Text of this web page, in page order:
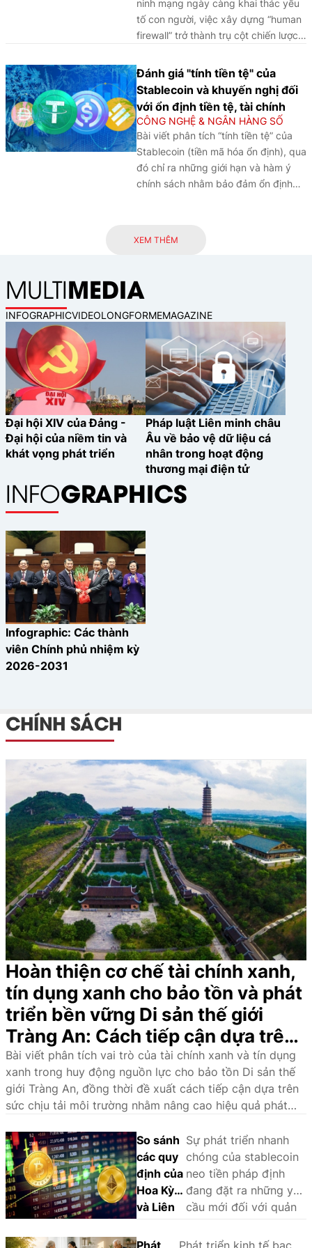
ninh mạng ngày càng khai thác yếu
tố con người, việc xây dựng “human
firewall” trở thành trụ cột chiến lược
nâng cao năng lực phòng vệ và thích
ứng với môi trường số hóa.
Đánh giá "tính tiền tệ" của
Stablecoin và khuyến nghị đối
với ổn định tiền tệ, tài chính
CÔNG NGHỆ & NGÂN HÀNG SỐ
Bài viết phân tích “tính tiền tệ” của
Stablecoin (tiền mã hóa ổn định), qua
đó chỉ ra những giới hạn và hàm ý
chính sách nhằm bảo đảm ổn định
XEM THÊM
MULTIMEDIA
INFOGRAPHICVIDEOLONGFORMEMAGAZINE
Đại hội XIV của Đảng -
Đại hội của niềm tin và
khát vọng phát triển
Pháp luật Liên minh châu
Âu về bảo vệ dữ liệu cá
nhân trong hoạt động
thương mại điện tử
INFOGRAPHICS
Infographic: Các thành
viên Chính phủ nhiệm kỳ
2026-2031
CHÍNH SÁCH
Hoàn thiện cơ chế tài chính xanh,
tín dụng xanh cho bảo tồn và phát
triển bền vững Di sản thế giới
Tràng An: Cách tiếp cận dựa trên
sức chịu tải môi trường
Bài viết phân tích vai trò của tài chính xanh và tín dụng
xanh trong huy động nguồn lực cho bảo tồn Di sản thế
giới Tràng An, đồng thời đề xuất cách tiếp cận dựa trên
sức chịu tải môi trường nhằm nâng cao hiệu quả phát
So sánh
các quy
định của
Hoa Kỳ
và Liên
châu Âu
Sự phát triển nhanh
chóng của stablecoin
neo tiền pháp định
đang đặt ra những yêu
cầu mới đối với quản
khổ pháp lý. Thông